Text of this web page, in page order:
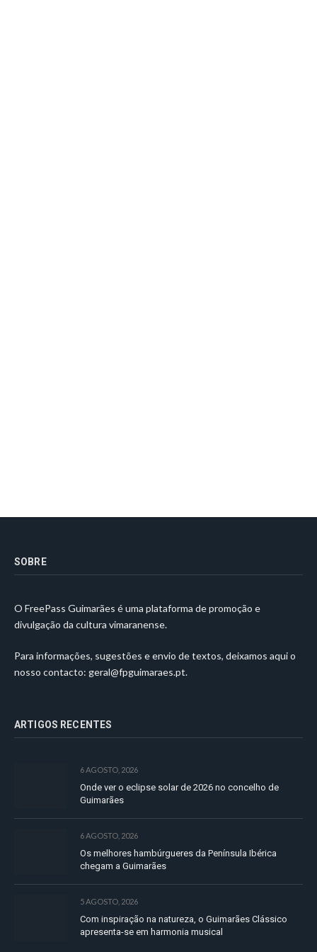
SOBRE
O FreePass Guimarães é uma plataforma de promoção e
divulgação da cultura vimaranense.
Para informações, sugestões e envio de textos, deixamos aqui o
nosso contacto: geral@fpguimaraes.pt.
ARTIGOS RECENTES
6 AGOSTO, 2026
Onde ver o eclipse solar de 2026 no concelho de
Guimarães
6 AGOSTO, 2026
Os melhores hambúrgueres da Península Ibérica
chegam a Guimarães
5 AGOSTO, 2026
Com inspiração na natureza, o Guimarães Clássico
apresenta-se em harmonia musical